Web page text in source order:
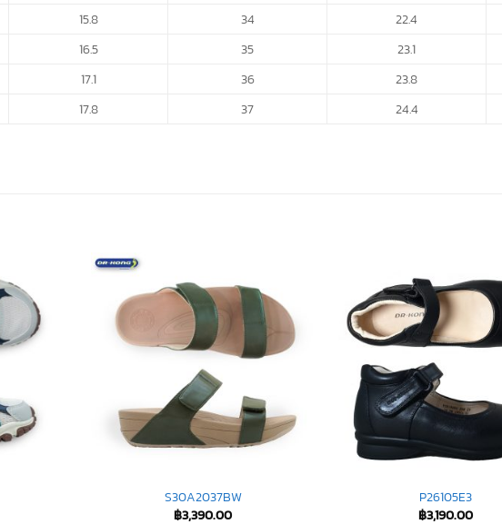
15.8 34 22.4
16.5 35 23.1
17.1 36
23.8
17.8 37 24.4
S30A2037BW
฿3,390.00
P26105E3
฿3,190.00